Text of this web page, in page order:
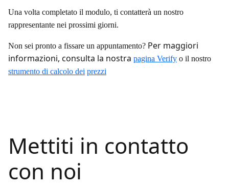
Una volta completato il modulo, ti contatterà un nostro
rappresentante nei prossimi giorni.
Non sei pronto a fissare un appuntamento? Per maggiori
informazioni, consulta la nostra pagina Verify o il nostro
strumento di calcolo dei prezzi
Mettiti in contatto
con noi